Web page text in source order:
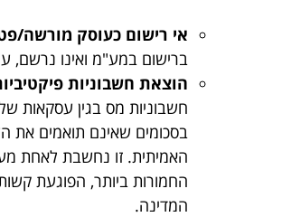
אי רישום כעוסק מורשה/
ברישום במע"מ ואינו נרשם,
הוצאת חשבוניות
חשבוניות מס בגין עסקאות
בסכומים שאינם תואמים את
האמיתית. זו נחשבת לאחת
החמורות ביותר, הפוגעת
המדינה.